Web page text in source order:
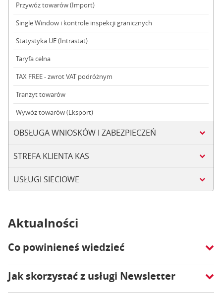
Przywóz towarów (Import)
Single Window i kontrole inspekcji granicznych
Statystyka UE (Intrastat)
Taryfa celna
TAX FREE - zwrot VAT podróżnym
Tranzyt towarów
Wywóz towarów (Eksport)
OBSŁUGA WNIOSKÓW I ZABEZPIECZEŃ
STREFA KLIENTA KAS
USŁUGI SIECIOWE
Aktualności
Co powinieneś wiedzieć
Jak skorzystać z usługi Newsletter